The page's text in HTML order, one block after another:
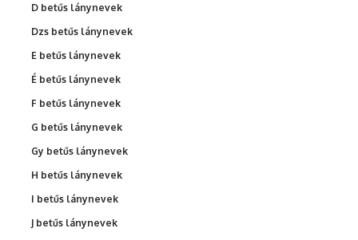
D betűs lánynevek
Dzs betűs lánynevek
E betűs lánynevek
É betűs lánynevek
F betűs lánynevek
G betűs lánynevek
Gy betűs lánynevek
H betűs lánynevek
I betűs lánynevek
J betűs lánynevek